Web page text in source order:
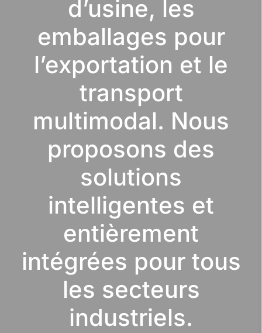
d’usine, les
emballages pour
l’exportation et le
transport
multimodal. Nous
proposons des
solutions
intelligentes et
entièrement
intégrées pour tous
les secteurs
industriels.